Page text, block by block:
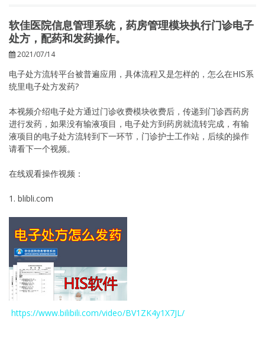
软佳医院信息管理系统，药房管理模块执行门诊电子
处方，配药和发药操作。
2021/07/14
电子处方流转平台被普遍应用，具体流程又是怎样的，怎么在HIS系
统里电子处方发药?
本视频介绍电子处方通过门诊收费模块收费后，传递到门诊西药房
进行发药，如果没有输液项目，电子处方到药房就流转完成，有输
液项目的电子处方流转到下一环节，门诊护士工作站，后续的操作
请看下一个视频。
在线观看操作视频：
1. blibli.com
https://www.bilibili.com/video/BV1ZK4y1X7JL/